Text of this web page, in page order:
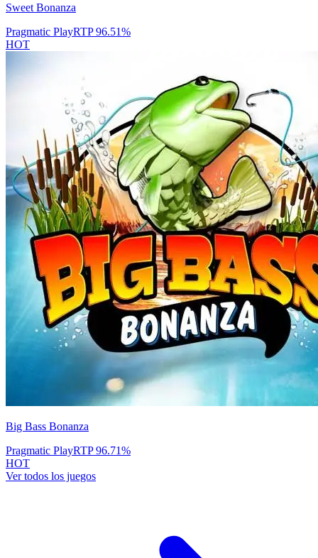
Sweet Bonanza
Pragmatic PlayRTP96.51%
HOT
Big Bass Bonanza
Pragmatic PlayRTP96.71%
HOT
Ver todos los juegos